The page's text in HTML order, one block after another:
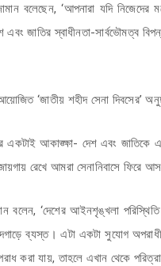
বলেছেন, ‘আপনারা যদি
এবং জাতির স্বাধীনতা-
‘জাতীয় শহীদ সেনা দিবসের’
আকাঙ্ক্ষা- দেশ এবং জাতিকে
রেখে আমরা সেনানিবাসে ফিরে
বলেন, ‘দেশের আইনশৃঙ্খলা
ব্যস্ত। এটা একটা সুযোগ
করা যায়, তাহলে এখান থেকে